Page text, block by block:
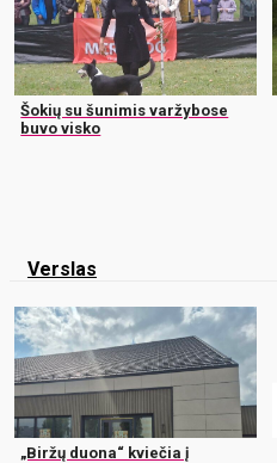
Šokių su šunimis varžybose
buvo visko
Verslas
„Biržų duona“ kviečia į